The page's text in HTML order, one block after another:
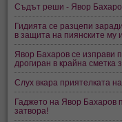
Съдът реши - Явор
Гидията се разцепи
в защита на пиянските му
Явор Бахаров се изправи
дрогиран в крайна сметка
Слух вкара приятелката
Гаджето на Явор Бахаров
затвора!